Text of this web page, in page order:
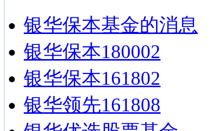
银华保本基金的消息
银华保本180002
银华保本161802
银华领先161808